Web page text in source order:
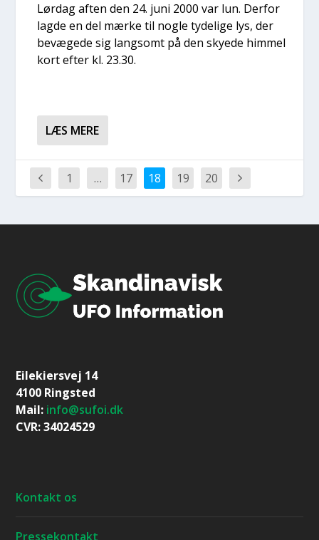
Lør­dag aften den 24. juni 2000 var lun. Der­for
lag­de en del mær­ke til nog­le tyde­li­ge lys, der
bevæ­ge­de sig lang­somt på den sky­e­de him­mel
kort efter kl. 23.30.
LÆS MERE
1 … 17 18 19 20
Eilekiersvej 14
4100 Ringsted
Mail: info@sufoi.dk
CVR: 34024529
Kontakt os
Pressekontakt